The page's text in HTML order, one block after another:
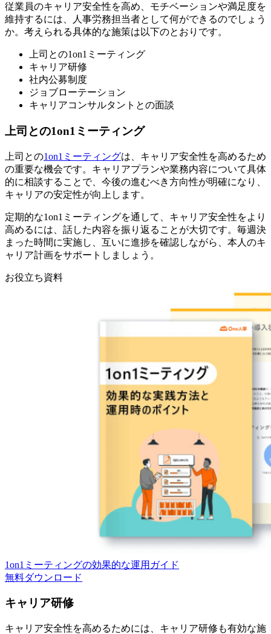
従業員のキャリア安全性を高め、モチベーションや満足度を
維持するには、人事労務担当者として何ができるのでしょう
か。考えられる具体的な施策は以下のとおりです。
上司との1on1ミーティング
キャリア研修
社内公募制度
ジョブローテーション
キャリアコンサルタントとの面談
上司との1on1ミーティング
上司との1on1ミーティングは、キャリア安全性を高めるため
の重要な機会です。キャリアプランや業務内容について具体
的に相談することで、今後の進むべき方向性が明確になり、
キャリアの安定性が向上します。
定期的な1on1ミーティングを通して、キャリア安全性をより
高めるには、話した内容を振り返ることが大切です。毎週決
まった時間に実施し、互いに進捗を確認しながら、本人のキ
ャリア計画をサポートしましょう。
お役立ち資料
1on1ミーティングの効果的な運用ガイド
無料ダウンロード
キャリア研修
キャリア安全性を高めるためには、キャリア研修も有効な施